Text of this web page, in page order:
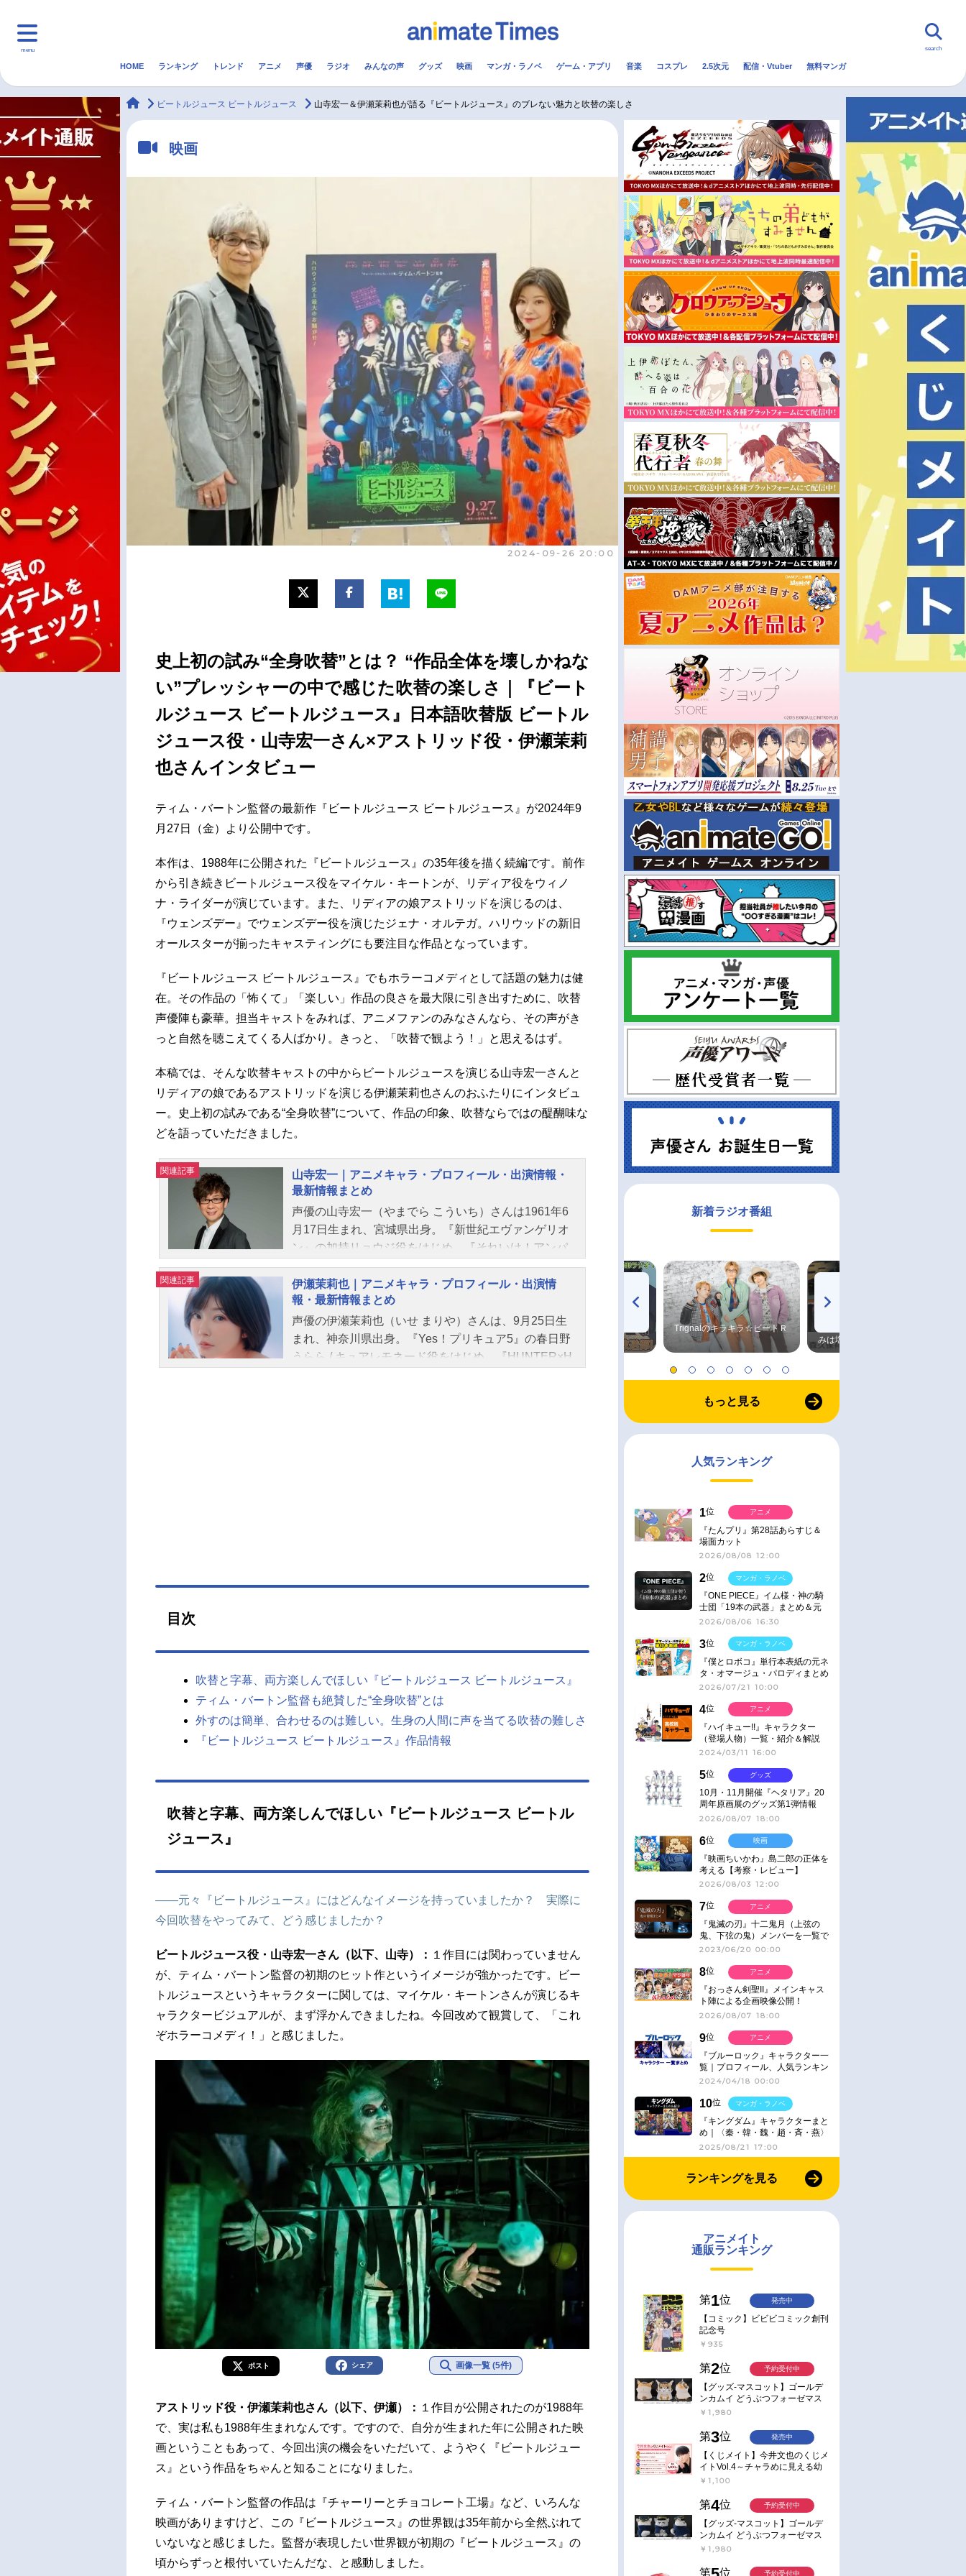
menu
マンガ・ラノベ ゲーム・アプリ 配信・Vtuber トレンド 無料マンガ
アニメ記事一覧
声優記事一覧
今期アニメ曜日別一覧 秋アニメ
冬アニメ
FOLLOW US
search
HOME ランキング トレンド アニメ 声優 ラジオ みんなの声 グッズ 映画 マンガ・ラノベ ゲーム・アプリ 音楽 コスプレ 2.5次元 配信・Vtuber 無料マンガ
animateTimes
ビートルジュース ビートルジュース 山寺宏一＆伊瀬茉莉也が語る『ビートルジュース』のブレない魅力と吹替の楽しさ
映画
2024-09-26 20:00
史上初の試み“全身吹替”とは？ “作品全体を壊しかねな
い”プレッシャーの中で感じた吹替の楽しさ｜『ビート
ルジュース ビートルジュース』日本語吹替版 ビートル
ジュース役・山寺宏一さん×アストリッド役・伊瀬茉莉
也さんインタビュー
ティム・バートン監督の最新作『ビートルジュース ビートルジュース』が2024年9
月27日（金）より公開中です。
本作は、1988年に公開された『ビートルジュース』の35年後を描く続編です。前作
から引き続きビートルジュース役をマイケル・キートンが、リディア役をウィノ
ナ・ライダーが演じています。また、リディアの娘アストリッドを演じるのは、
『ウェンズデー』でウェンズデー役を演じたジェナ・オルテガ。ハリウッドの新旧
オールスターが揃ったキャスティングにも要注目な作品となっています。
『ビートルジュース ビートルジュース』でもホラーコメディとして話題の魅力は健
在。その作品の「怖くて」「楽しい」作品の良さを最大限に引き出すために、吹替
声優陣も豪華。担当キャストをみれば、アニメファンのみなさんなら、その声がき
っと自然を聴こえてくる人ばかり。きっと、「吹替で観よう！」と思えるはず。
本稿では、そんな吹替キャストの中からビートルジュースを演じる山寺宏一さんと
リディアの娘であるアストリッドを演じる伊瀬茉莉也さんのおふたりにインタビュ
ー。史上初の試みである“全身吹替”について、作品の印象、吹替ならではの醍醐味な
どを語っていただきました。
関連記事
山寺宏一｜アニメキャラ・プロフィール・出演情報・
最新情報まとめ
声優の山寺宏一（やまでら こういち）さんは1961年6
月17日生まれ、宮城県出身。『新世紀エヴァンゲリオ
ン』の加持リョウジ役をはじめ、『それいけ！アンパ
ンマン』のチーズ、カバオくん役など、人気作品のキ
ャラクターを多く演じています。こちらでは、山寺宏
一さんのオススメ記事をご紹介！
関連記事
伊瀬茉莉也｜アニメキャラ・プロフィール・出演情
報・最新情報まとめ
声優の伊瀬茉莉也（いせ まりや）さんは、9月25日生
まれ、神奈川県出身。『Yes！プリキュア5』の春日野
うらら / キュアレモネード役をはじめ、『HUNTER×H
目次
吹替と字幕、両方楽しんでほしい『ビートルジュース ビートルジュース』
ティム・バートン監督も絶賛した“全身吹替”とは
外すのは簡単、合わせるのは難しい。生身の人間に声を当てる吹替の難しさ
『ビートルジュース ビートルジュース』作品情報
吹替と字幕、両方楽しんでほしい『ビートルジュース ビートル
ジュース』
――元々『ビートルジュース』にはどんなイメージを持っていましたか？ 実際に
今回吹替をやってみて、どう感じましたか？
ビートルジュース役・山寺宏一さん（以下、山寺）： １作目には関わっていません
が、ティム・バートン監督の初期のヒット作というイメージが強かったです。ビー
トルジュースというキャラクターに関しては、マイケル・キートンさんが演じるキ
ャラクタービジュアルが、まず浮かんできましたね。今回改めて観賞して、「これ
ぞホラーコメディ！」と感じました。
ポスト シェア 画像一覧 (5件)
アストリッド役・伊瀬茉莉也さん（以下、伊瀬）： １作目が公開されたのが1988年
で、実は私も1988年生まれなんです。ですので、自分が生まれた年に公開された映
画ということもあって、今回出演の機会をいただいて、ようやく『ビートルジュー
ス』という作品をちゃんと知ることになりました。
ティム・バートン監督の作品は『チャーリーとチョコレート工場』など、いろんな
映画がありますけど、この『ビートルジュース』の世界観は35年前から全然ぶれて
いないなと感じました。監督が表現したい世界観が初期の『ビートルジュース』の
頃からずっと根付いていたんだな、と感動しました。
新着ラジオ番組
TVアニメ『戦隊大失格』
radio 大直会 2nd season
ハイキュー!! 烏野高校放送部! Trignalのキラキラ☆ビートＲ
みは塩だけ
もっと見る
人気ランキング
1位
『たんプリ』第28話あらすじ＆
場面カット
2026/08/08 12:00
アニメ
2位
『ONE PIECE』イム様・神の騎
士団「19本の武器」まとめ＆元
ネタ
2026/08/06 16:30
マンガ・ラノベ
3位
『僕とロボコ』単行本表紙の元ネ
タ・オマージュ・パロディまとめ
2026/07/21 10:00
マンガ・ラノベ
4位
『ハイキュー!!』キャラクター
（登場人物）一覧・紹介＆解説
2024/03/11 16:00
アニメ
5位
10月・11月開催『ヘタリア』20
周年原画展のグッズ第1弾情報
2026/08/07 18:00
グッズ
6位
『映画ちいかわ』島二郎の正体を
考える【考察・レビュー】
2026/08/03 12:00
映画
7位
『鬼滅の刃』十二鬼月（上弦の
鬼、下弦の鬼）メンバーを一覧で
紹介＆解説（登場鬼の情報まと
2023/06/20 00:00
アニメ
8位
『おっさん剣聖II』メインキャス
ト陣による企画映像公開！
2026/08/07 18:00
アニメ
9位
『ブルーロック』キャラクター一
覧｜プロフィール、人気ランキン
グ、キャラソン、診断など気にな
2024/04/18 00:00
アニメ
10位
『キングダム』キャラクターまと
め｜〈秦・韓・魏・趙・斉・燕〉
2025/08/21 17:00
マンガ・ラノベ
ランキングを見る
アニメイト
通販ランキング
第1位
【コミック】ビビビコミック創刊
記念号
￥935
発売中
第2位
【グッズ-マスコット】ゴールデ
ンカムイ どうぶつフォーゼマス
コット 4.尾形百之助【再販】
￥1,980
予約受付中
第3位
【くじメイト】今井文也のくじメ
イトVol.4～チャラめに見える幼
馴染、実は一途で独占欲が強いん
￥1,100
発売中
第4位
【グッズ-マスコット】ゴールデ
ンカムイ どうぶつフォーゼマス
コット 5.月島軍曹【再販】
￥1,980
予約受付中
第 位 予約受付中